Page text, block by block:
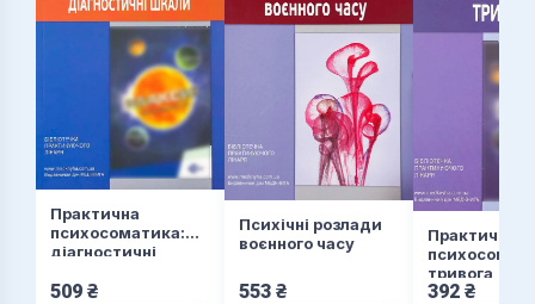
Практична
психосоматика:
діагностичні
509 ₴
Психічні розлади
воєнного часу
553 ₴
Практична
тривога
392 ₴